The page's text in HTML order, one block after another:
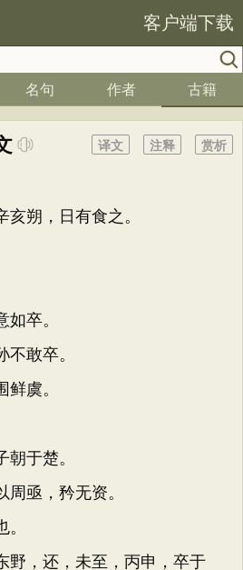
客户端下载
名句 作者 古籍
赏析
注释
译文
朔，日有食之。
卒。
敢卒。
虞。
于楚。
亟，矜无资。
，还，未至，丙申，卒于